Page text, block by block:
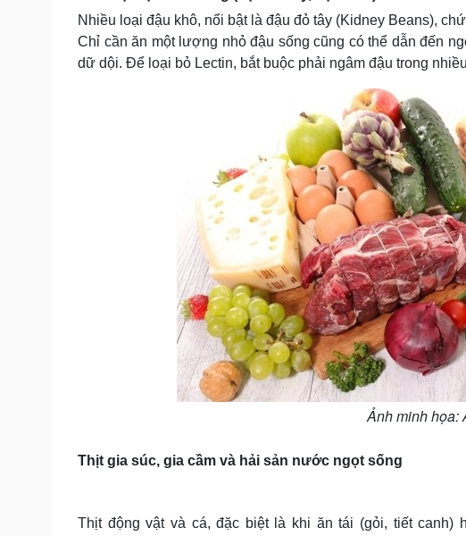
Phòng mạch online
Ăn sạch sống khỏe
Cải chính
Nhiều loại đậu khô, nổi bật là đậu đỏ tây (Kidney Beans),
Chỉ cần ăn một lượng nhỏ đậu sống cũng có thể dẫn đến
dữ dội. Để loại bỏ Lectin, bắt buộc phải ngâm đậu trong
Ảnh minh họa:
Thịt gia súc, gia cầm và hải sản nước ngọt sống
Thịt động vật và cá, đặc biệt là khi ăn tái (gỏi, tiết canh)